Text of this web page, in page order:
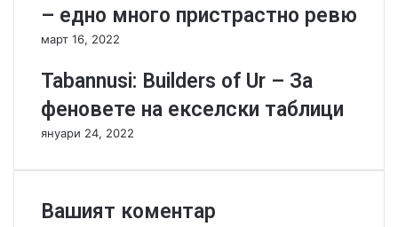
D
f
n
d
r
и
р
б
и
– едно много пристрастно ревю
март 16, 2022
Tabannusi: Builders of Ur – За
феновете на екселски таблици
януари 24, 2022
Вашият коментар